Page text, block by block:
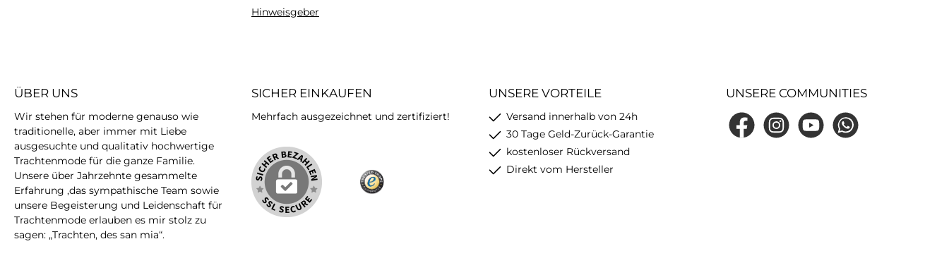
Hinweisgeber
ÜBER UNS
Wir stehen für moderne genauso wie
traditionelle, aber immer mit Liebe
ausgesuchte und qualitativ hochwertige
Trachtenmode für die ganze Familie.
Unsere über Jahrzehnte gesammelte
Erfahrung ,das sympathische Team sowie
unsere Begeisterung und Leidenschaft für
Trachtenmode erlauben es mir stolz zu
sagen: „Trachten, des san mia“.
SICHER EINKAUFEN
Mehrfach ausgezeichnet und zertifiziert!
UNSERE VORTEILE
Versand innerhalb von 24h
30 Tage Geld-Zurück-Garantie
kostenloser Rückversand
Direkt vom Hersteller
UNSERE COMMUNITIES
FacebookInstagramYouTubeWhatsApp